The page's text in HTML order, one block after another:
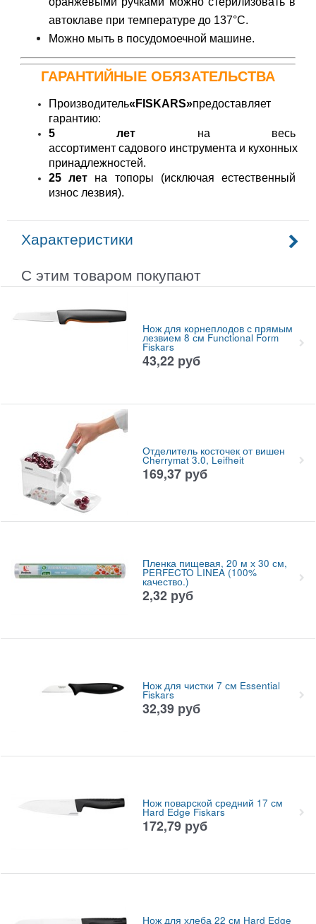
автоклаве при температуре до 137°C.
Можно мыть в посудомоечной машине.
ГАРАНТИЙНЫЕ ОБЯЗАТЕЛЬСТВА
Производитель«FISKARS»предоставляет
гарантию:
5 лет на
весь
ассортимент садового инструмента и кухонных
принадлежностей.
25 лет на топоры (исключая естественный
износ лезвия).
Характеристики
С этим товаром покупают
Нож для корнеплодов с прямым
лезвием 8 см Functional Form
Fiskars
43,22 руб
Отделитель косточек от вишен
Cherrymat 3.0, Leifheit
169,37 руб
Пленка пищевая, 20 м х 30 см,
PERFECTO LINEA (100%
качество.)
2,32 руб
Нож для чистки 7 см Essential
Fiskars
32,39 руб
Нож поварской средний 17 см
Hard Edge Fiskars
172,79 руб
Нож для хлеба 22 см Hard Edge